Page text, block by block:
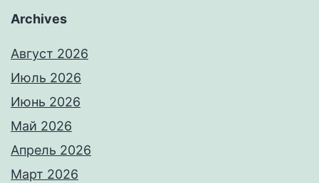
Archives
Август 2026
Июль 2026
Июнь 2026
Май 2026
Апрель 2026
Март 2026